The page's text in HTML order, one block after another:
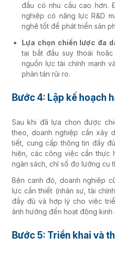
đầu có nhu cầu cao hơn.
nghiệp có năng lực R&D
nghệ tốt để phát triển sản
Lựa chọn chiến lược đa
tại bắt đầu suy thoái
nguồn lực tài chính mạnh
phân tán rủi ro.
Bước 4: Lập kế hoạch
Sau khi đã lựa chọn được
theo, doanh nghiệp cần xây
tiết, cung cấp thông tin đầy
hiện, các công việc cần thực
ngân sách, chỉ số đo lường cụ
Bên cạnh đó, doanh nghiệp
lực cần thiết (nhân sự, tài
đầy đủ và hợp lý cho việc
ảnh hưởng đến hoạt động kinh
Bước 5: Triển khai và